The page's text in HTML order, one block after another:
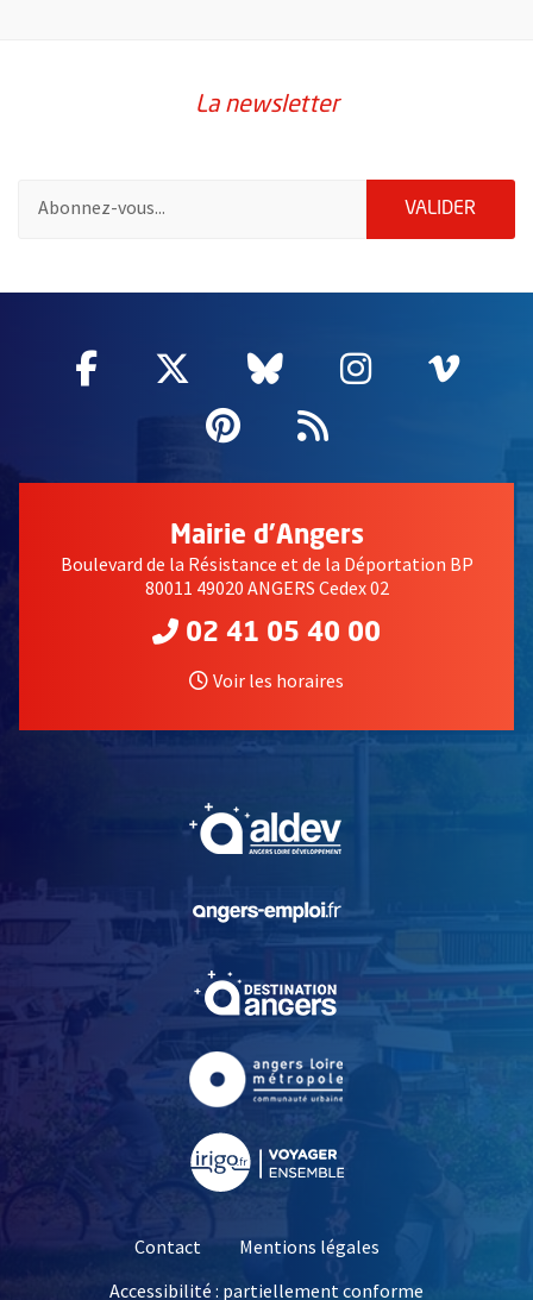
La newsletter
VALIDER
Facebook
, Ouvre une nouvelle fenêtre
Twitter
, Ouvre une nouvelle
Bluesky
, Ouvre une
Instagram
, Ouvre
,
Pinterest
, Ouvre une
Flux RSS
Mairie d'Angers
Boulevard de la Résistance et de la Déportation BP
80011 49020 ANGERS Cedex 02
02 41 05 40 00
Voir les horaires
, Ouvre une nouvelle
, Ouvre une nouvelle
Contact
Mentions légales
Accessibilité : partiellement conforme